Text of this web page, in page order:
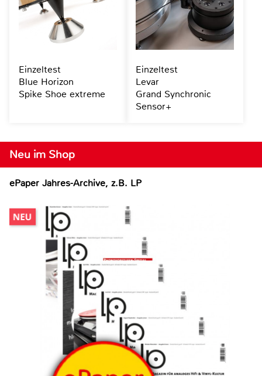
Neu im Shop
ePaper Jahres-Archive, z.B. LP
Einzeltest
Blue Horizon
Spike Shoe extreme
Einzeltest
Levar
Grand Synchronic
Sensor+